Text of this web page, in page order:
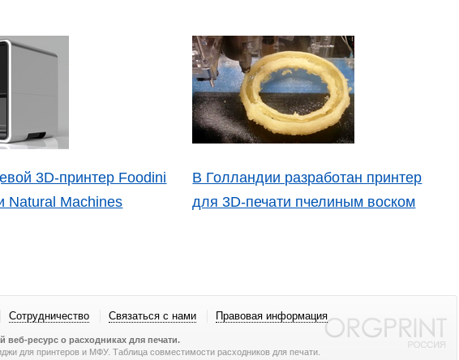
3D-принтер Foodini
Natural Machines
В Голландии разработан принтер
для 3D-печати пчелиным воском
Сотрудничество Связаться с нами Правовая информация
ресурс о расходниках для печати.
для принтеров и МФУ. Таблица совместимости расходников для печати.